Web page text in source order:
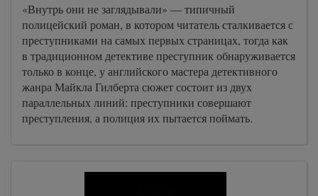
«Внутрь они не заглядывали» — типичный
полицейский роман, в котором читатель сталкивается с
преступниками на самых первых страницах, тогда как
в традиционном детективе преступник обнаруживается
только в конце, у английского мастера детективного
жанра Майкла Гилберта сюжет состоит из двух
параллельных линий: преступники совершают
преступления, а полиция их пытается поймать.